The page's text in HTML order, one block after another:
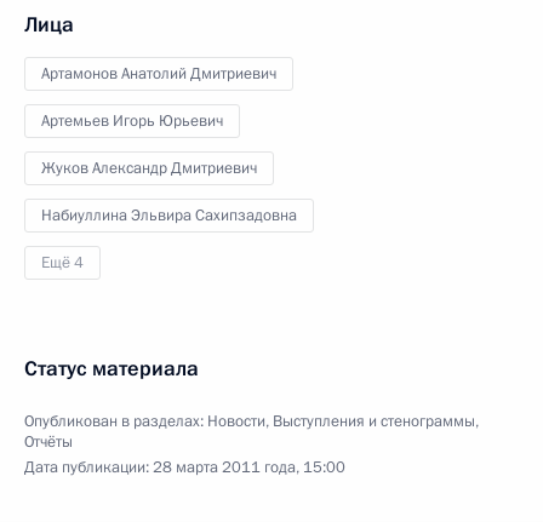
Лица
Артамонов Анатолий Дмитриевич
Артемьев Игорь Юрьевич
Жуков Александр Дмитриевич
Набиуллина Эльвира Сахипзадовна
Ещё 4
Статус материала
Опубликован в разделах: Новости, Выступления и стенограммы,
Отчёты
Дата публикации:28 марта 2011 года, 15:00